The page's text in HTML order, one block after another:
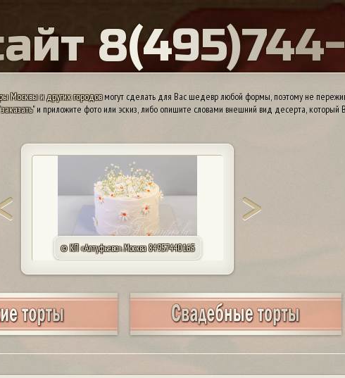
айт 8(495)744-
Москвы и других городовмогут сделать для Вас шедевр любой формы, поэтому не
заказать" и приложите фото или эскиз, либо опишите словами внешний вид десерта, который
© КП «Алтуфьево». Москва 84957440165